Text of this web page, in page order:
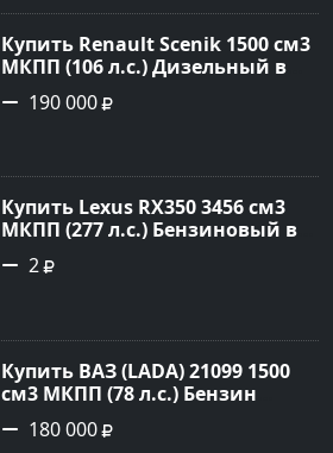
Авторынок23
Купить Renault Scenik 1500 см3
МКПП (106 л.с.) Дизельный в
Белореченск: цвет Голубой
Универсал 2007 года по цене
190 000
Купить Lexus RX350 3456 см3
МКПП (277 л.с.) Бензиновый в
Краснодар: цвет
Перламутрово-белый
№3746 на сайте Авторынок23
2
Купить ВАЗ (LADA) 21099 1500
см3 МКПП (78 л.с.) Бензин
инжектор в Гостагаевская :
цвет Серебряный Седан 2001
180 000